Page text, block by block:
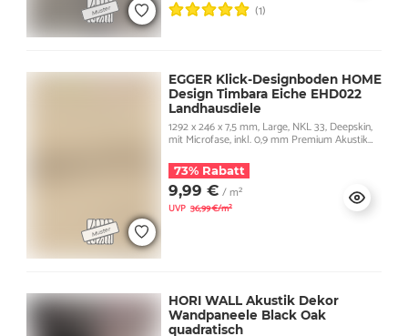
(1)
EGGER Klick-Designboden HOME
Design Timbara Eiche EHD022
Landhausdiele
1292 x 246 x 7,5 mm, Large, NKL 33, Deepskin,
mit Microfase, inkl. 0,9 mm Premium Akustik
73% Rabatt
9,99 € / m²
UVP 36,99 €/m²
HORI WALL Akustik Dekor
Wandpaneele Black Oak
quadratisch